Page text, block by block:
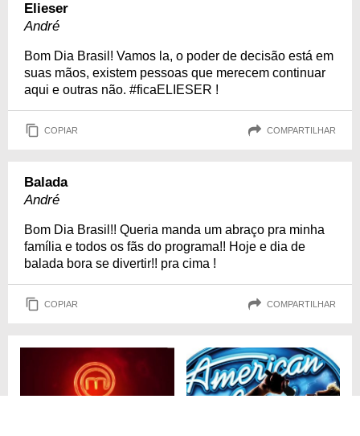
Elieser
André
Bom Dia Brasil! Vamos la, o poder de decisão está em
suas mãos, existem pessoas que merecem continuar
aqui e outras não. #ficaELIESER !
COPIAR COMPARTILHAR
Balada
André
Bom Dia Brasil!! Queria manda um abraço pra minha
família e todos os fãs do programa!! Hoje e dia de
balada bora se divertir!! pra cima !
COPIAR COMPARTILHAR